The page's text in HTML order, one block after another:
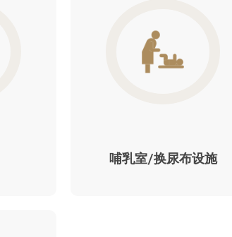
哺乳室/换尿布设施